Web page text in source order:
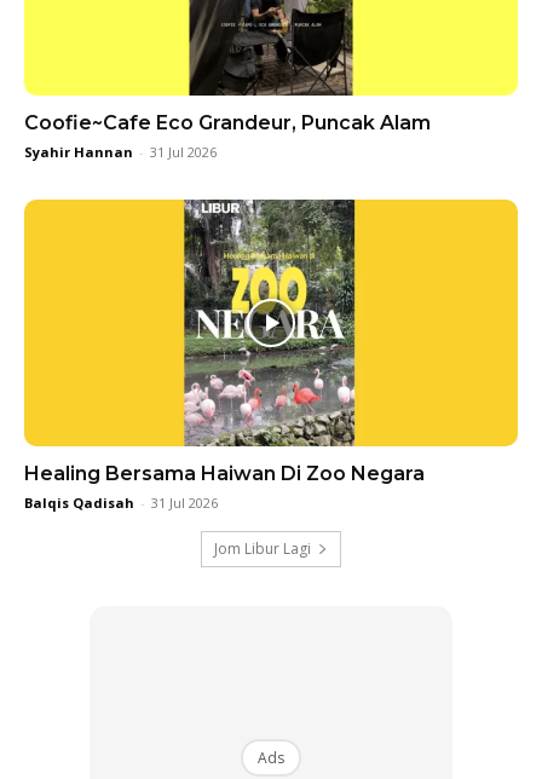
Coofie~Cafe Eco Grandeur, Puncak Alam
Syahir Hannan - 31 Jul 2026
Healing Bersama Haiwan Di Zoo Negara
Balqis Qadisah - 31 Jul 2026
Jom Libur Lagi
Ads